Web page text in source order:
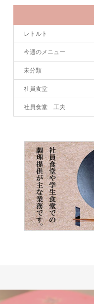
レトルト
今週のメニュー
未分類
社員食堂
社員食堂 工夫